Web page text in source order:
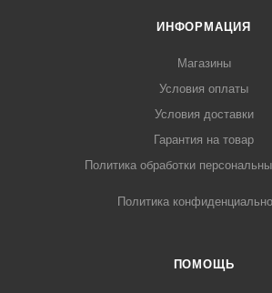
ИНФОРМАЦИЯ
Магазины
Условия оплаты
Условия доставки
Гарантия на товар
Политика обработки
Политика
ПОМОЩЬ